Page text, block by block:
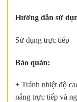
Hướng dẫn sử
Sử dụng trực tiếp
Bảo quản:
+ Tránh nhiệt độ
nắng trực tiếp và